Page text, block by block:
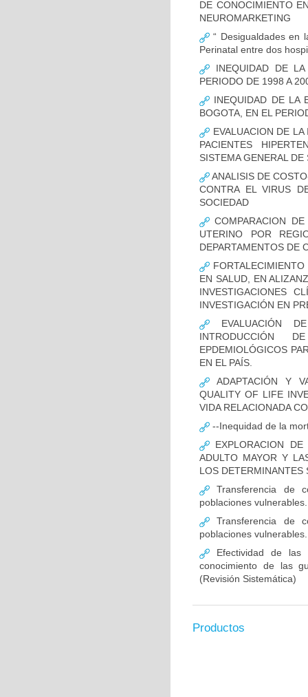
DE CONOCIMIENTO
NEUROMARKETING
“ Desigualdades en
Perinatal entre dos
INEQUIDAD DE
PERIODO DE 1998 A
INEQUIDAD DE LA
BOGOTA, EN EL
EVALUACION DE
PACIENTES
SISTEMA GENERAL
ANALISIS DE
CONTRA EL VIRUS
SOCIEDAD
COMPARACION
UTERINO POR
DEPARTAMENTOS DE
EN SALUD, EN
INVESTIGACIONES
INVESTIGACIÓN EN
EVALUACIÓN
INTRODUCCIÓN
EPDEMIOLÓGICOS
EN EL PAÍS.
ADAPTACIÓN Y
QUALITY OF LIFE
VIDA RELACIONADA
--Inequidad de la
EXPLORACION
ADULTO MAYOR Y
LOS
Transferencia de
poblaciones
Transferencia de
poblaciones
Efectividad de las
conocimiento de las
(Revisión Sistemática)
Productos